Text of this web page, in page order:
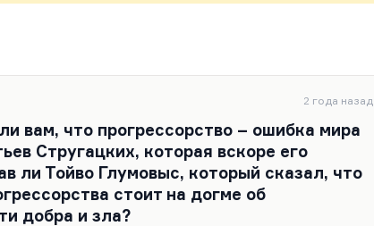
2 года назад
вам, что прогрессорство – ошибка мира
Стругацких, которая вскоре его
ли Тойво Глумовыс, который сказал, что
стоит на догме об
добра и зла?